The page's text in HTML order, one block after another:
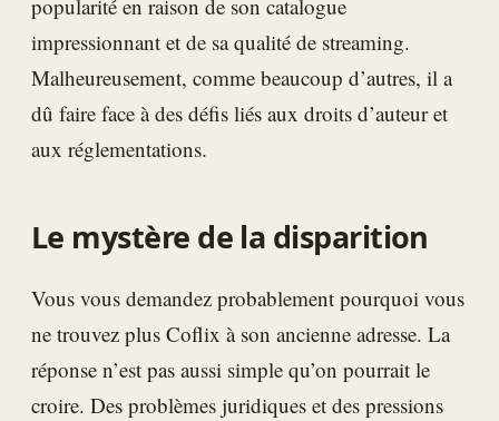
popularité en raison de son catalogue
impressionnant et de sa qualité de streaming.
Malheureusement, comme beaucoup d’autres, il a
dû faire face à des défis liés aux droits d’auteur et
aux réglementations.
Le mystère de la disparition
Vous vous demandez probablement pourquoi vous
ne trouvez plus Coflix à son ancienne adresse. La
réponse n’est pas aussi simple qu’on pourrait le
croire. Des problèmes juridiques et des pressions